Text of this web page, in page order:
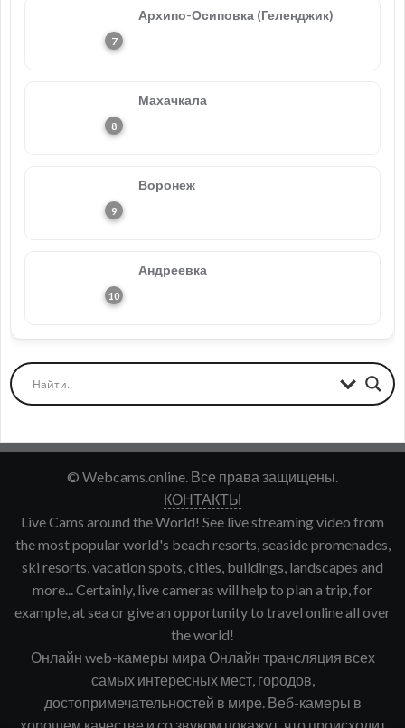
Архипо-Осиповка (Геленджик)
Махачкала
Воронеж
Андреевка
© Webcams.online. Все права защищены.
КОНТАКТЫ
Live Cams around the World! See live streaming video from
the most popular world's beach resorts, seaside promenades,
ski resorts, vacation spots, cities, buildings, landscapes and
more... Certainly, live cameras will help to plan a trip, for
example, at sea or give an opportunity to travel online all over
the world!
Онлайн web-камеры мира Онлайн трансляция всех
самых интересных мест, городов,
достопримечательностей в мире. Веб-камеры в